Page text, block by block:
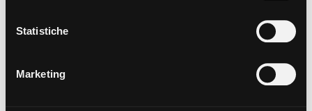
funzionamento, puoi prendere visione dell’informativa
cliccando qui.
Statistiche
Marketing